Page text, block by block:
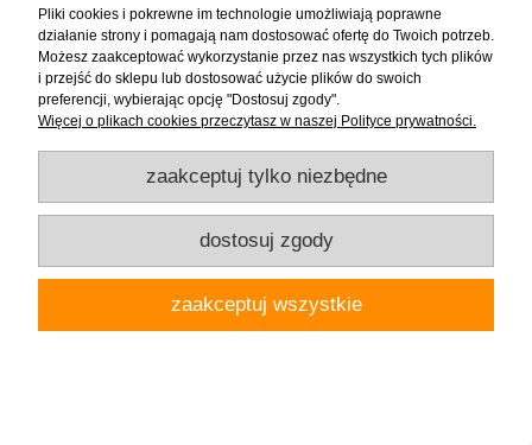
ABK SENSI 900 Venezia Nuvola Ant. 3D 60x120
Pliki cookies i pokrewne im technologie umożliwiają poprawne
działanie strony i pomagają nam dostosować ofertę do Twoich potrzeb.
Możesz zaakceptować wykorzystanie przez nas wszystkich tych plików
i przejść do sklepu lub dostosować użycie plików do swoich
preferencji, wybierając opcję "Dostosuj zgody".
Więcej o plikach cookies przeczytasz w naszej Polityce prywatności.
zaakceptuj tylko niezbędne
dostosuj zgody
zaakceptuj wszystkie